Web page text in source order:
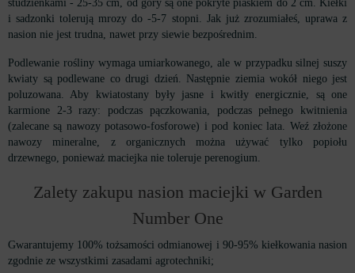
studzienkami - 25-35 cm, od góry są one pokryte piaskiem do 2 cm. Kiełki
i sadzonki tolerują mrozy do -5-7 stopni. Jak już zrozumiałeś, uprawa z
nasion nie jest trudna, nawet przy siewie bezpośrednim.
Podlewanie rośliny wymaga umiarkowanego, ale w przypadku silnej suszy
kwiaty są podlewane co drugi dzień. Następnie ziemia wokół niego jest
poluzowana. Aby kwiatostany były jasne i kwitły energicznie, są one
karmione 2-3 razy: podczas pączkowania, podczas pełnego kwitnienia
(zalecane są nawozy potasowo-fosforowe) i pod koniec lata. Weź złożone
nawozy mineralne, z organicznych można używać tylko popiołu
drzewnego, ponieważ maciejka nie toleruje perenogium.
Zalety zakupu nasion maciejki w Garden
Number One
Gwarantujemy 100% tożsamości odmianowej i 90-95% kiełkowania nasion
zgodnie ze wszystkimi zasadami agrotechniki;